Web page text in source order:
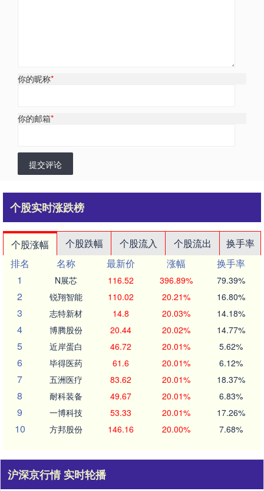
你的昵称*
你的邮箱*
提交评论
个股实时涨跌榜
个股涨幅 个股跌幅 个股流入 个股流出
换手率
排名
名称 最新价 涨幅
换手率
1
N展芯 116.52 396.89% 79.39%
2 锐翔智能 110.02 20.21% 16.80%
3 志特新材 14.8 20.03% 14.18%
4 博腾股份 20.44 20.02% 14.77%
5 近岸蛋白 46.72 20.01% 5.62%
6 毕得医药 61.6 20.01% 6.12%
7 五洲医疗 83.62 20.01% 18.37%
8 耐科装备 49.67 20.01% 6.83%
9 一博科技 53.33 20.01% 17.26%
10 方邦股份 146.16 20.00% 7.68%
沪深京行情 实时轮播